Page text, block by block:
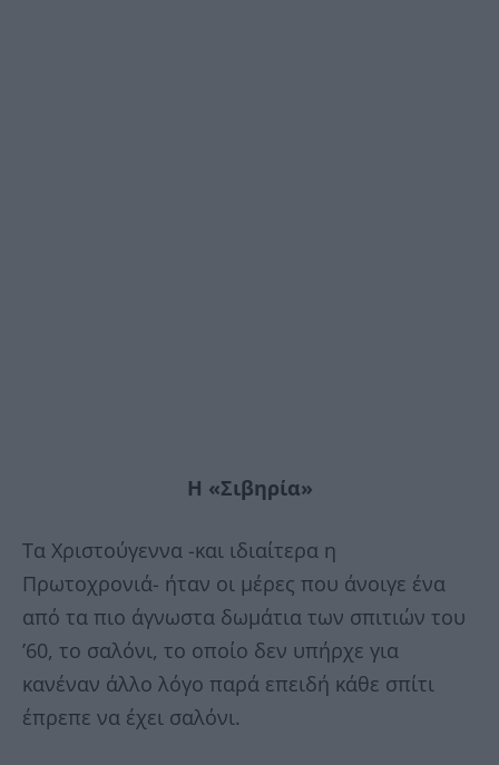
H «Σιβηρία»
Τα Χριστούγεννα -και ιδιαίτερα η
Πρωτοχρονιά- ήταν οι μέρες που άνοιγε ένα
από τα πιο άγνωστα δωμάτια των σπιτιών του
’60, το σαλόνι, το οποίο δεν υπήρχε για
κανέναν άλλο λόγο παρά επειδή κάθε σπίτι
έπρεπε να έχει σαλόνι.